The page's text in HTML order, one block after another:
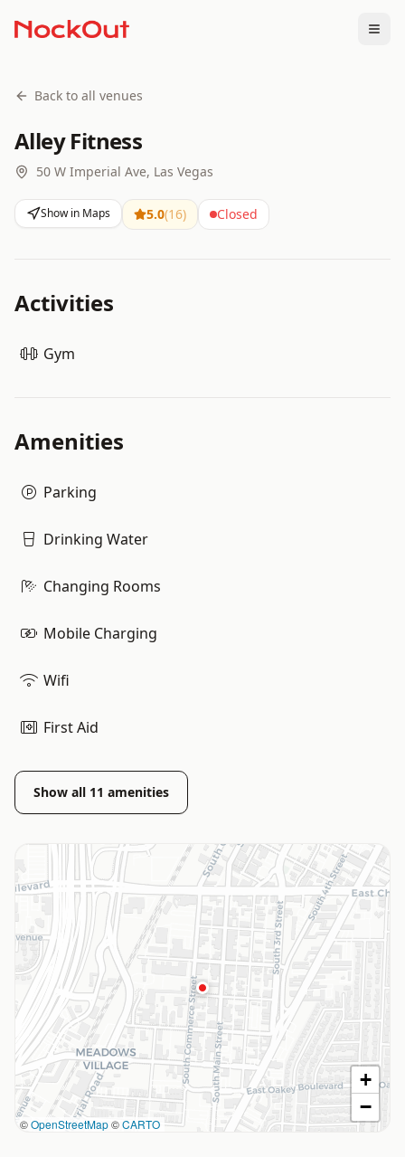
Back to all venues
Alley Fitness
50 W Imperial Ave, Las Vegas
Show in Maps 5.0(16) Closed
Activities
Gym
Amenities
Parking
Drinking Water
Changing Rooms
Mobile Charging
Wifi
First Aid
Show all 11 amenities
©OpenStreetMap©CARTO
+
−